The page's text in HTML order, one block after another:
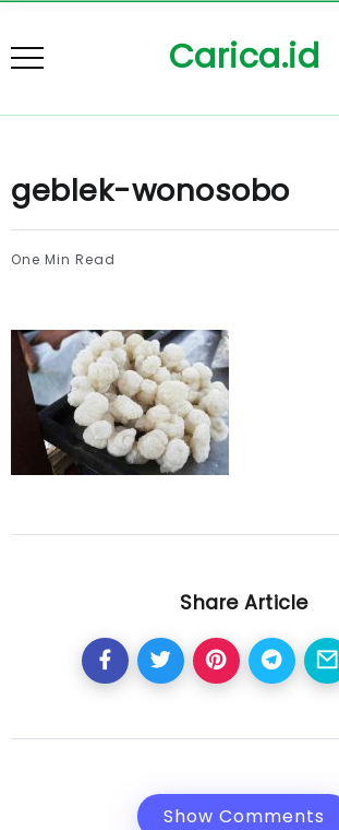
Carica.id
geblek-wonosobo
One Min Read
Share Article
Show Comments